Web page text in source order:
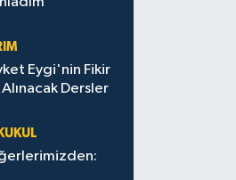
Eygi'nin Fikir
Dersler